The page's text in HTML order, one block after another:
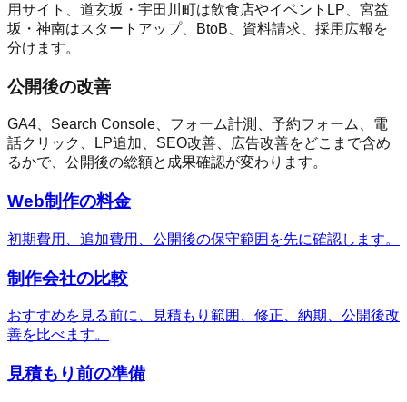
用サイト、道玄坂・宇田川町は飲食店やイベントLP、宮益
坂・神南はスタートアップ、BtoB、資料請求、採用広報を
分けます。
公開後の改善
GA4、Search Console、フォーム計測、予約フォーム、電
話クリック、LP追加、SEO改善、広告改善をどこまで含め
るかで、公開後の総額と成果確認が変わります。
Web制作の料金
初期費用、追加費用、公開後の保守範囲を先に確認します。
制作会社の比較
おすすめを見る前に、見積もり範囲、修正、納期、公開後改
善を比べます。
見積もり前の準備